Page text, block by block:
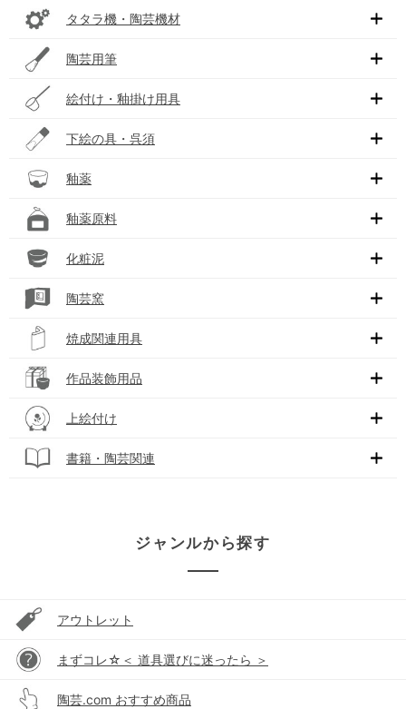
タタラ機・陶芸機材
陶芸用筆
絵付け・釉掛け用具
下絵の具・呉須
釉薬
釉薬原料
化粧泥
陶芸窯
焼成関連用具
作品装飾用品
上絵付け
書籍・陶芸関連
ジャンルから探す
アウトレット
まずコレ☆＜ 道具選びに迷ったら ＞
陶芸.com おすすめ商品